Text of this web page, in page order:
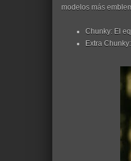
modelos más
Chunky: El
Extra